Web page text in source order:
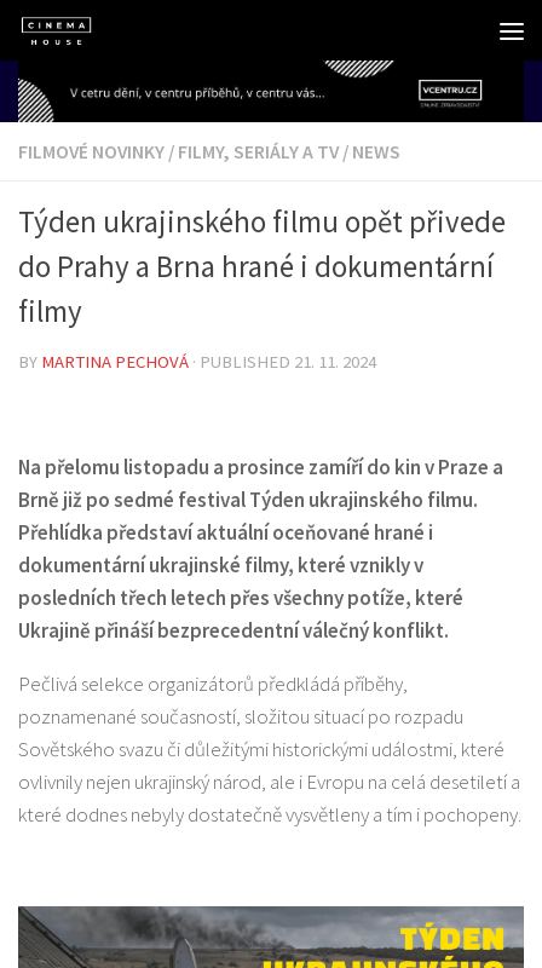
Skip to content
FILMOVÉ NOVINKY / FILMY, SERIÁLY A TV / NEWS
Týden ukrajinského filmu opět přivede
do Prahy a Brna hrané i dokumentární
filmy
BY MARTINA PECHOVÁ · PUBLISHED 21. 11. 2024
Na přelomu listopadu a prosince zamíří do kin v Praze a
Brně již po sedmé festival Týden ukrajinského filmu.
Přehlídka představí aktuální oceňované hrané i
dokumentární ukrajinské filmy, které vznikly v
posledních třech letech přes všechny potíže, které
Ukrajině přináší bezprecedentní válečný konflikt.
Pečlivá selekce organizátorů předkládá příběhy,
poznamenané současností, složitou situací po rozpadu
Sovětského svazu či důležitými historickými událostmi, které
ovlivnily nejen ukrajinský národ, ale i Evropu na celá desetiletí a
které dodnes nebyly dostatečně vysvětleny a tím i pochopeny.